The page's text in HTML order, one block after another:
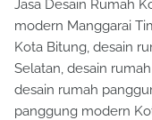
Jasa Desain Rumah
modern Manggarai
Kota Bitung, desain
Selatan, desain
desain rumah
panggung modern